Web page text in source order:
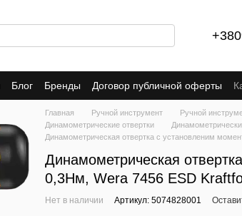
Блог Бренды Договор публичной оферты
Главная Ручной инструмент Ручной
Динамометрические отвертки
Динамометрическая отвертка с установленим
Динамометрическая
0,3Нм, Wera 7456 ESD
Нет в наличии Артикул: 5074828001